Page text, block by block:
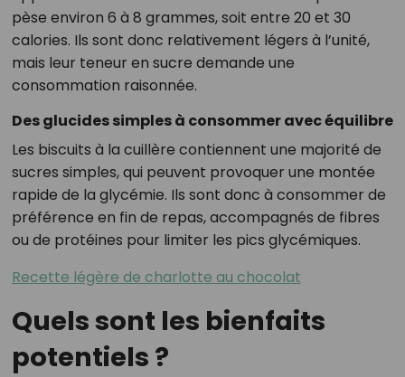
pèse environ 6 à 8 grammes, soit entre 20 et 30
calories. Ils sont donc relativement légers à l’unité,
mais leur teneur en sucre demande une
consommation raisonnée.
Des glucides simples à consommer avec équilibre
Les biscuits à la cuillère contiennent une majorité de
sucres simples, qui peuvent provoquer une montée
rapide de la glycémie. Ils sont donc à consommer de
préférence en fin de repas, accompagnés de fibres
ou de protéines pour limiter les pics glycémiques.
Recette légère de charlotte au chocolat
Quels sont les bienfaits
potentiels ?